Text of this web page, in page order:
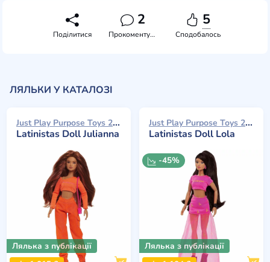
Поділитися
2
Прокоментувати
5
Сподобалось
ЛЯЛЬКИ У КАТАЛОЗІ
Лялька з публікації
Just Play Purpose Toys 2023
Latinistas Doll Julianna
Лялька з публікації
Just Play Purpose Toys 2023
Latinistas Doll Lola
-45%